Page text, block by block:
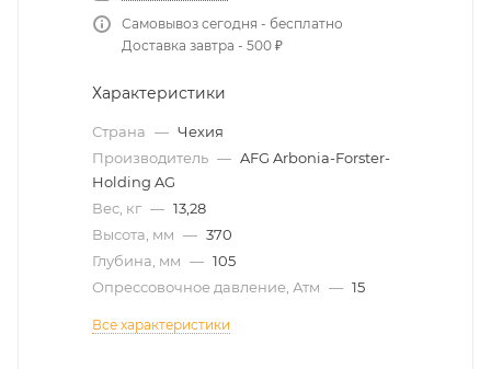
Самовывоз сегодня - бесплатно
Доставка завтра - 500 ₽
Характеристики
Страна — Чехия
Производитель — AFG Arbonia-Forster-
Holding AG
Вес, кг — 13,28
Высота, мм — 370
Глубина, мм — 105
Опрессовочное давление, Атм — 15
Все характеристики